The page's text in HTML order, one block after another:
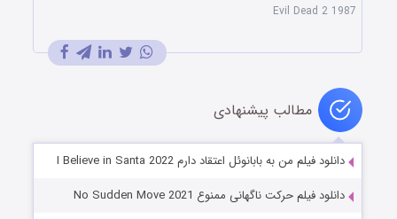
Evil Dead 2 1987
مطالب پیشنهادی
دانلود فیلم من به بابانوئل اعتقاد دارم I Believe in Santa 2022
دانلود فیلم حرکت ناگهانی ممنوع No Sudden Move 2021